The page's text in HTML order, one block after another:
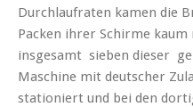
Durchlaufraten kamen die
Packen ihrer Schirme
insgesamt sieben dieser
Maschine mit deutscher
stationiert und bei den